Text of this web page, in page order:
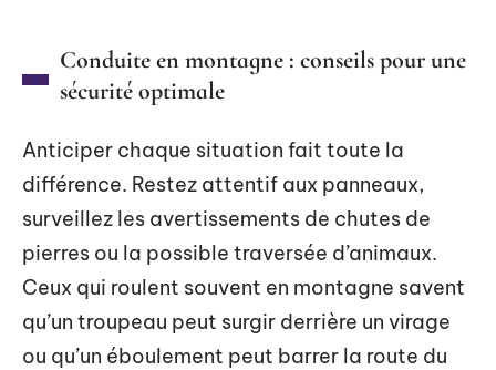
Conduite en montagne : conseils pour une
sécurité optimale
Anticiper chaque situation fait toute la
différence. Restez attentif aux panneaux,
surveillez les avertissements de chutes de
pierres ou la possible traversée d’animaux.
Ceux qui roulent souvent en montagne savent
qu’un troupeau peut surgir derrière un virage
ou qu’un éboulement peut barrer la route du